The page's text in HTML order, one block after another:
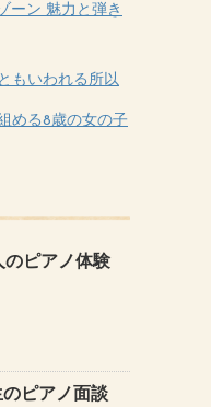
ーン 魅力と弾き
もいわれる所以
める8歳の女の子
のピアノ体験
のピアノ面談